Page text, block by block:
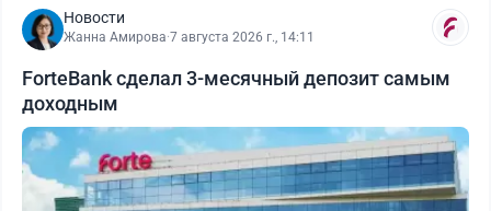
Новости
Жанна Амирова·7 августа 2026 г., 14:11
ForteBank сделал 3-месячный депозит самым
доходным